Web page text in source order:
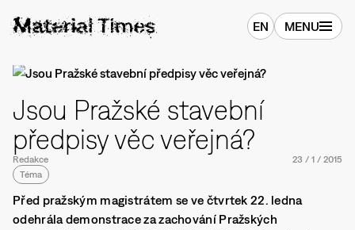
EN MENU
Jsou Pražské stavební
předpisy věc veřejná?
Redakce 23 / 1 / 2015
Téma
Před pražským magistrátem se ve čtvrtek 22. ledna
odehrála demonstrace za zachování Pražských